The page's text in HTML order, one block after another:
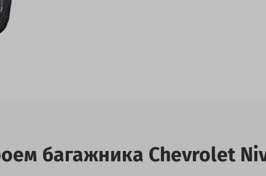
багажника Chevrolet